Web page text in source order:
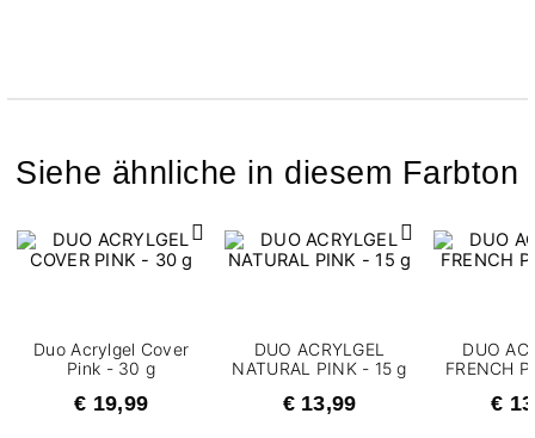
Siehe ähnliche in diesem Farbton
Duo Acrylgel Cover
Pink - 30 g
€ 19,99
DUO ACRYLGEL
NATURAL PINK - 15 g
€ 13,99
DUO
FRENCH
€